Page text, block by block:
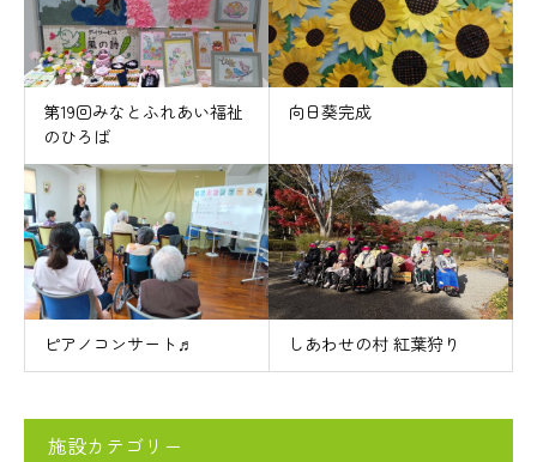
第19回みなとふれあい福祉
のひろば
向日葵完成
ピアノコンサート♬ しあわせの村 紅葉狩り
施設カテゴリー